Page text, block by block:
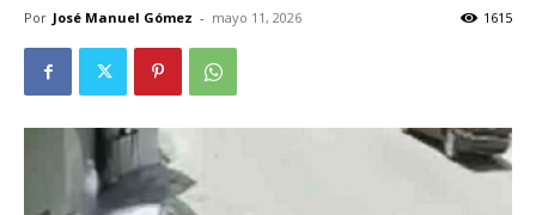
Por José Manuel Gómez - mayo 11, 2026 1615